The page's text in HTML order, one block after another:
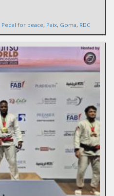
Pedal for peace, Paix, Goma, RDC